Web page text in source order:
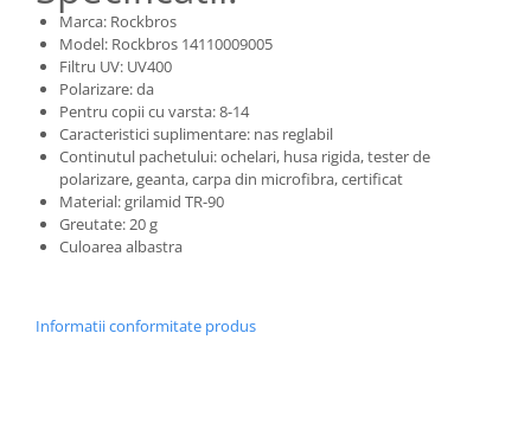
Marca: Rockbros
Model: Rockbros 14110009005
Filtru UV: UV400
Polarizare: da
Pentru copii cu varsta: 8-14
Caracteristici suplimentare: nas reglabil
Continutul pachetului: ochelari, husa rigida, tester de
polarizare, geanta, carpa din microfibra, certificat
Material: grilamid TR-90
Greutate: 20 g
Culoarea albastra
Informatii conformitate produs